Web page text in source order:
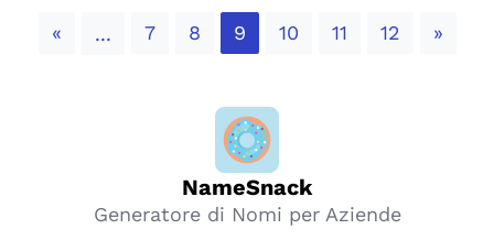
«Previous
... 7 8 9 10 11 12 »Next
NameSnack
Generatore di Nomi per Aziende